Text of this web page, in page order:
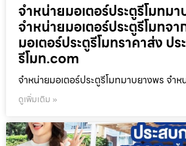
จำหน่ายมอเตอร์ประตูรีโมทม
จำหน่ายมอเตอร์ประตูรีโมทจา
มอเตอร์ประตูรีโมทราคาส่ง ปร
รีโมท.com
จำหน่ายมอเตอร์ประตูรีโมทมาบยางพร จำห
ดูเพิ่มเติม »